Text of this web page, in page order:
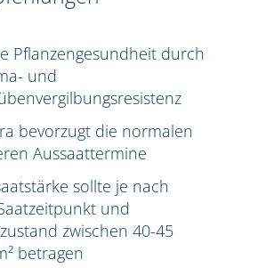
Pflanzengesundheit durch
und
bevorzugt die normalen
Aussaattermine
sollte je nach
und
zwischen 40-45
betragen